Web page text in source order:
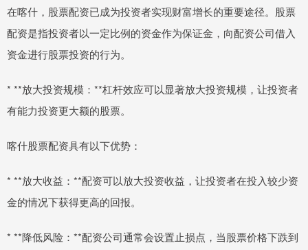
在喀什，股票配资已成为投资者实现财富增长的重要途径。股票
配资是指投资者以一定比例的资金作为保证金，向配资公司借入
资金进行股票投资的行为。
* **放大投资规模：**杠杆效应可以显著放大投资规模，让投资者
有能力投资更大额的股票。
喀什股票配资具有以下优势：
* **放大收益：**配资可以放大投资收益，让投资者在投入较少资
金的情况下获得更高的回报。
* **降低风险：**配资公司通常会设置止损点，当股票价格下跌到